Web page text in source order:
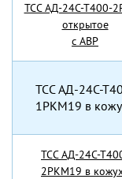
TCC АД-24С-Т400-
открытое
с АВР
TCC АД-24С-
1РКМ19 в
TCC АД-24С-
2РКМ19 в